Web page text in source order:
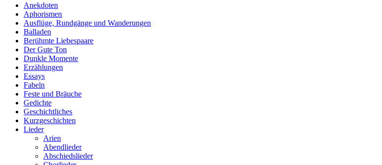
Anekdoten
Aphorismen
Ausflüge, Rundgänge und Wanderungen
Balladen
Berühmte Liebespaare
Der Gute Ton
Dunkle Momente
Erzählungen
Essays
Fabeln
Feste und Bräuche
Gedichte
Geschichtliches
Kurzgeschichten
Lieder
Arien
Abendlieder
Abschiedslieder